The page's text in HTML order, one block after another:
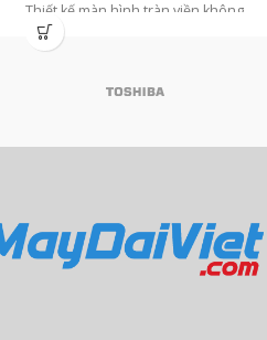
Thiết kế màn hình tràn viền không
góc chết
Công nghệ HDR 10+ hình ảnh cực kì
Hệ điều hành Google TV nhiều tính
Công nghệ âm thanh Dolby Audio